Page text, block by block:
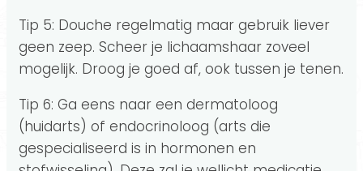
Tip 5: Douche regelmatig maar gebruik liever
geen zeep. Scheer je lichaamshaar zoveel
mogelijk. Droog je goed af, ook tussen je tenen.
Tip 6: Ga eens naar een dermatoloog
(huidarts) of endocrinoloog (arts die
gespecialiseerd is in hormonen en